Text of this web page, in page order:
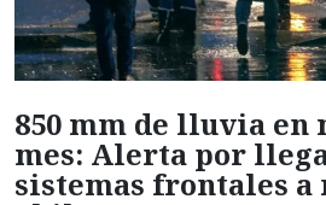
850 mm de lluvia en
mes: Alerta por
sistemas frontales a